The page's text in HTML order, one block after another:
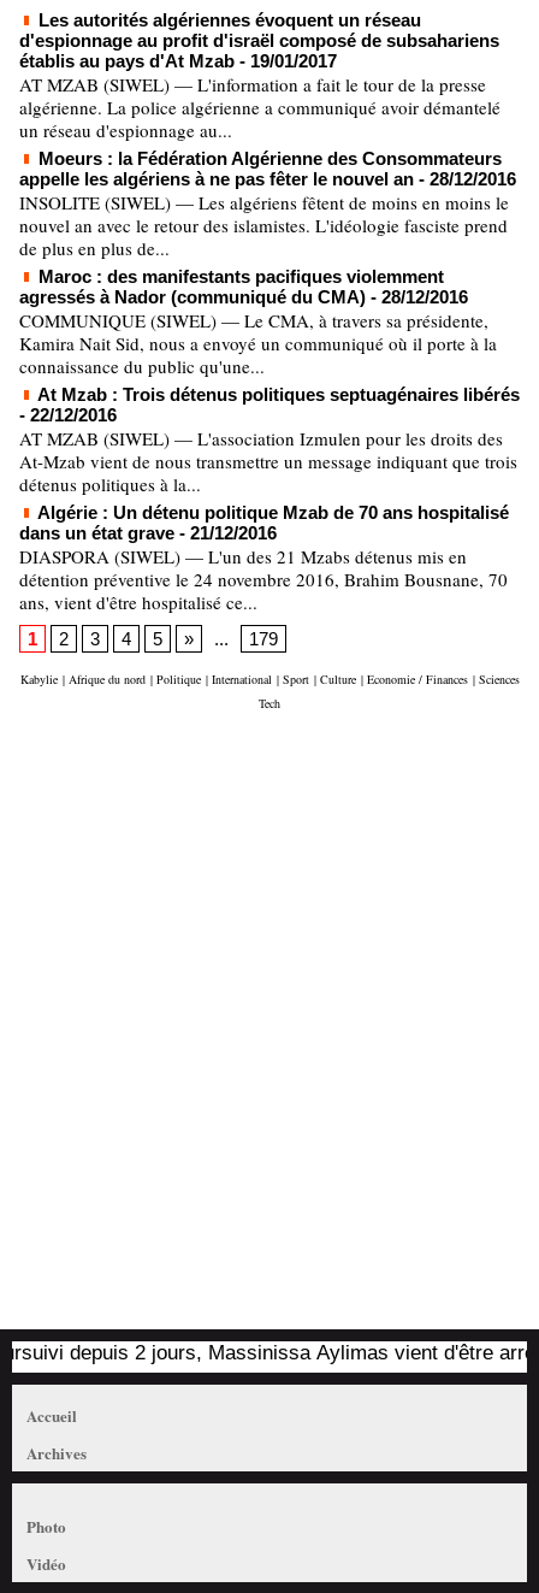
Les autorités algériennes évoquent un réseau
d'espionnage au profit d'israël composé de subsahariens
établis au pays d'At Mzab - 19/01/2017
AT MZAB (SIWEL) — L'information a fait le tour de la presse
algérienne. La police algérienne a communiqué avoir démantelé
un réseau d'espionnage au...
Moeurs : la Fédération Algérienne des Consommateurs
appelle les algériens à ne pas fêter le nouvel an - 28/12/2016
INSOLITE (SIWEL) — Les algériens fêtent de moins en moins le
nouvel an avec le retour des islamistes. L'idéologie fasciste prend
de plus en plus de...
Maroc : des manifestants pacifiques violemment
agressés à Nador (communiqué du CMA) - 28/12/2016
COMMUNIQUE (SIWEL) — Le CMA, à travers sa présidente,
Kamira Nait Sid, nous a envoyé un communiqué où il porte à la
connaissance du public qu'une...
At Mzab : Trois détenus politiques septuagénaires libérés
- 22/12/2016
AT MZAB (SIWEL) — L'association Izmulen pour les droits des
At-Mzab vient de nous transmettre un message indiquant que trois
détenus politiques à la...
Algérie : Un détenu politique Mzab de 70 ans hospitalisé
dans un état grave - 21/12/2016
DIASPORA (SIWEL) — L'un des 21 Mzabs détenus mis en
détention préventive le 24 novembre 2016, Brahim Bousnane, 70
ans, vient d'être hospitalisé ce...
1 2 3 4 5 » ... 179
Kabylie | Afrique du nord | Politique | International | Sport | Culture | Economie / Finances | Sciences
Tech
depuis 2 jours, Massinissa Aylimas vient d'être arrêté
Accueil
Archives
Photo
Vidéo